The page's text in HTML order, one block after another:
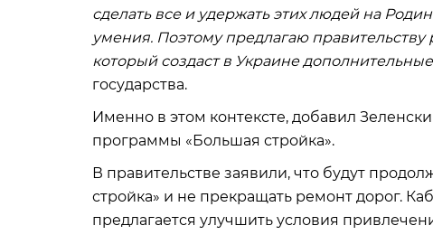
сделать все и удержать этих людей на
умения. Поэтому предлагаю правительству
который создаст в Украине
государства.
Именно в этом контексте, добавил
программы «Большая стройка».
В правительстве заявили, что будут
стройка» и не прекращать ремонт дорог.
предлагается улучшить условия